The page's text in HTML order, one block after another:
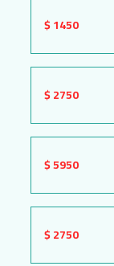
1450 $
2750 $
5950 $
2750 $